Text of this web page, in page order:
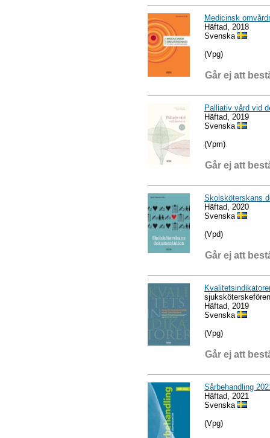
Medicinsk
Häftad, 2018
Svenska
(Vpg)
Går ej att
Palliativ vård vid
Häftad, 2019
Svenska
(Vpm)
Går ej att
Skolsköterskans
Häftad, 2020
Svenska
(Vpd)
Går ej att
Häftad, 2019
Svenska
(Vpg)
Går ej att
Sårbehandling
Häftad, 2021
Svenska
(Vpg)